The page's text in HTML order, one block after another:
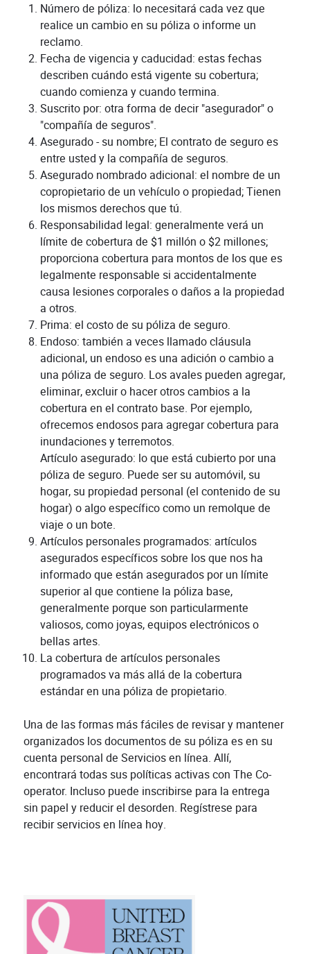
Número de póliza: lo necesitará cada vez que
realice un cambio en su póliza o informe un
reclamo.
Fecha de vigencia y caducidad: estas fechas
describen cuándo está vigente su cobertura;
cuando comienza y cuando termina.
Suscrito por: otra forma de decir "asegurador" o
"compañía de seguros".
Asegurado - su nombre; El contrato de seguro es
entre usted y la compañía de seguros.
Asegurado nombrado adicional: el nombre de un
copropietario de un vehículo o propiedad; Tienen
los mismos derechos que tú.
Responsabilidad legal: generalmente verá un
límite de cobertura de $1 millón o $2 millones;
proporciona cobertura para montos de los que es
legalmente responsable si accidentalmente
causa lesiones corporales o daños a la propiedad
a otros.
Prima: el costo de su póliza de seguro.
Endoso: también a veces llamado cláusula
adicional, un endoso es una adición o cambio a
una póliza de seguro. Los avales pueden agregar,
eliminar, excluir o hacer otros cambios a la
cobertura en el contrato base. Por ejemplo,
ofrecemos endosos para agregar cobertura para
inundaciones y terremotos.
Artículo asegurado: lo que está cubierto por una
póliza de seguro. Puede ser su automóvil, su
hogar, su propiedad personal (el contenido de su
hogar) o algo específico como un remolque de
viaje o un bote.
Artículos personales programados: artículos
asegurados específicos sobre los que nos ha
informado que están asegurados por un límite
superior al que contiene la póliza base,
generalmente porque son particularmente
valiosos, como joyas, equipos electrónicos o
bellas artes.
La cobertura de artículos personales
programados va más allá de la cobertura
estándar en una póliza de propietario.
Una de las formas más fáciles de revisar y mantener
organizados los documentos de su póliza es en su
cuenta personal de Servicios en línea. Allí,
encontrará todas sus políticas activas con The Co-
operator. Incluso puede inscribirse para la entrega
sin papel y reducir el desorden. Regístrese para
recibir servicios en línea hoy.